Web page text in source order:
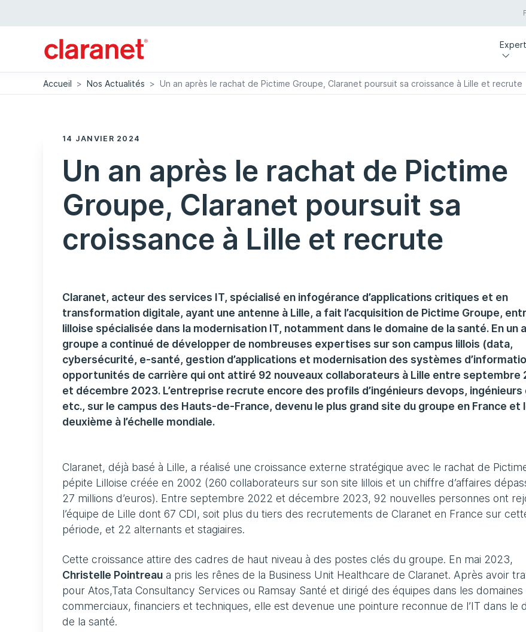
Accueil > Nos Actualités > Un an après le rachat de Pictime Groupe, Claranet poursuit sa croissance à Lille et recrute
14 JANVIER 2024
Un an après le rachat de Pictime
Groupe, Claranet poursuit sa
croissance à Lille et recrute
Claranet, acteur des services IT, spécialisé en infogérance d’applications critiques et en
transformation digitale, ayant une antenne à Lille, a fait l’acquisition de Pictime Groupe,
lilloise spécialisée dans la modernisation IT, notamment dans le domaine de la santé. En un
groupe a continué de développer de nombreuses expertises sur son campus lillois (data,
cybersécurité, e-santé, gestion d’applications et modernisation des systèmes
opportunités de carrière qui ont attiré 92 nouveaux collaborateurs à Lille entre septembre
et décembre 2023. L’entreprise recrute encore des profils d’ingénieurs devops, ingénieurs
etc., sur le campus des Hauts-de-France, devenu le plus grand site du groupe en France et
deuxième à l’échelle mondiale.
Claranet, déjà basé à Lille, a réalisé une croissance externe stratégique avec le rachat de
pépite Lilloise créée en 2002 (260 collaborateurs sur son site lillois et un chiffre d’affaires
27 millions d’euros). Entre septembre 2022 et décembre 2023, 92 nouvelles personnes ont
l’équipe de Lille dont 67 CDI, soit plus du tiers des recrutements de Claranet en France sur
période, et 22 alternants et stagiaires.
Cette croissance attire des cadres de haut niveau à des postes clés du groupe. En mai 2023,
Christelle Pointreau a pris les rênes de la Business Unit Healthcare de Claranet. Après avoir
pour Atos,Tata Consultancy Services ou Ramsay Santé et dirigé des équipes dans les domaines
commerciaux, financiers et techniques, elle est devenue une pointure reconnue de l’IT dans le
de la santé.